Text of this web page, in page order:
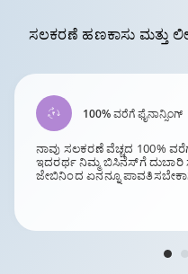
ಸಲಕರಣೆ ಹಣಕಾಸು ಮತ್ತು
100% ವರೆಗೆ ಫೈನಾನ್ಸಿಂಗ್
ನಾವು ಸಲಕರಣೆ ವೆಚ್ಚದ 100%
ಇದರರ್ಥ ನಿಮ್ಮ ಬಿಸಿನೆಸ್‌ಗೆ ದುಬಾರಿ
ಜೇಬಿನಿಂದ ಏನನ್ನೂ